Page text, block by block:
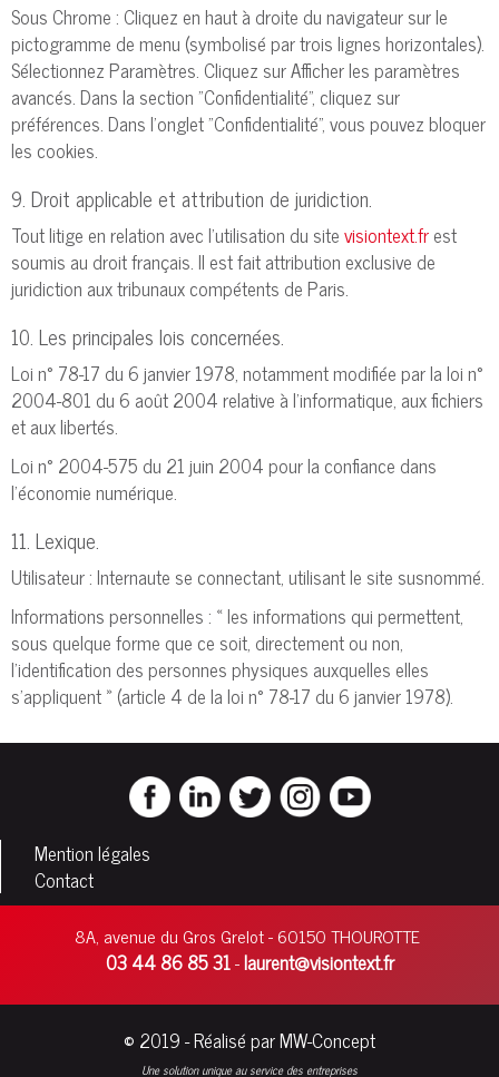
Sous Chrome : Cliquez en haut à droite du navigateur sur le
pictogramme de menu (symbolisé par trois lignes horizontales).
Sélectionnez Paramètres. Cliquez sur Afficher les paramètres
avancés. Dans la section "Confidentialité", cliquez sur
préférences. Dans l'onglet "Confidentialité", vous pouvez bloquer
les cookies.
9. Droit applicable et attribution de juridiction.
Tout litige en relation avec l’utilisation du sitevisiontext.frest
soumis au droit français. Il est fait attribution exclusive de
juridiction aux tribunaux compétents de Paris.
10. Les principales lois concernées.
Loi n° 78-17 du 6 janvier 1978, notamment modifiée par la loi n°
2004-801 du 6 août 2004 relative à l'informatique, aux fichiers
et aux libertés.
Loi n° 2004-575 du 21 juin 2004 pour la confiance dans
l'économie numérique.
11. Lexique.
Utilisateur : Internaute se connectant, utilisant le site susnommé.
Informations personnelles : « les informations qui permettent,
sous quelque forme que ce soit, directement ou non,
l'identification des personnes physiques auxquelles elles
s'appliquent » (article 4 de la loi n° 78-17 du 6 janvier 1978).
Mention légales
Contact
8A, avenue du Gros Grelot - 60150 THOUROTTE
03 44 86 85 31-laurent@visiontext.fr
© 2019 - Réalisé par MW-Concept
Une solution unique au service des entreprises